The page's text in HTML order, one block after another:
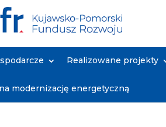
Realizowane projekty
modernizację energetyczną